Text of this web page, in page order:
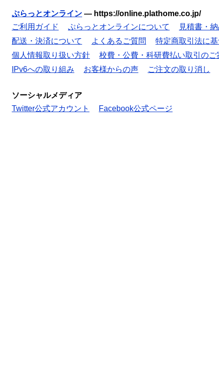
ぷらっとオンライン — https://online.plathome.co.jp/
ご利用ガイド
ぷらっとオンラインについて
見積書・
配送・決済について
よくあるご質問
特定商取引法に
個人情報取り扱い方針
校費・公費・科研費払い取引のご
IPv6への取り組み
お客様からの声 ご注文の取り消し
ソーシャルメディア
Twitter公式アカウント
Facebook公式ページ